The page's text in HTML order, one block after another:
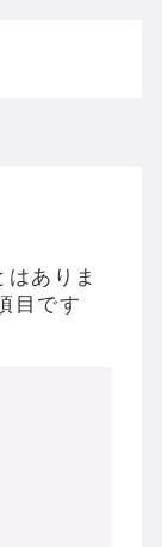
ラってなん
ありま
目です